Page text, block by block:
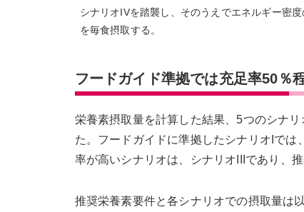
シナリオIVを踏襲し、そのうえでエネルギー密
を毎食摂取する。
フードガイド準拠では充足率50％
栄養素摂取量を計算した結果、5つのシナ
た。フードガイドに準拠したシナリオIで
率が高いシナリオは、シナリオIIIであり、
推奨栄養素要件と各シナリオでの摂取量は